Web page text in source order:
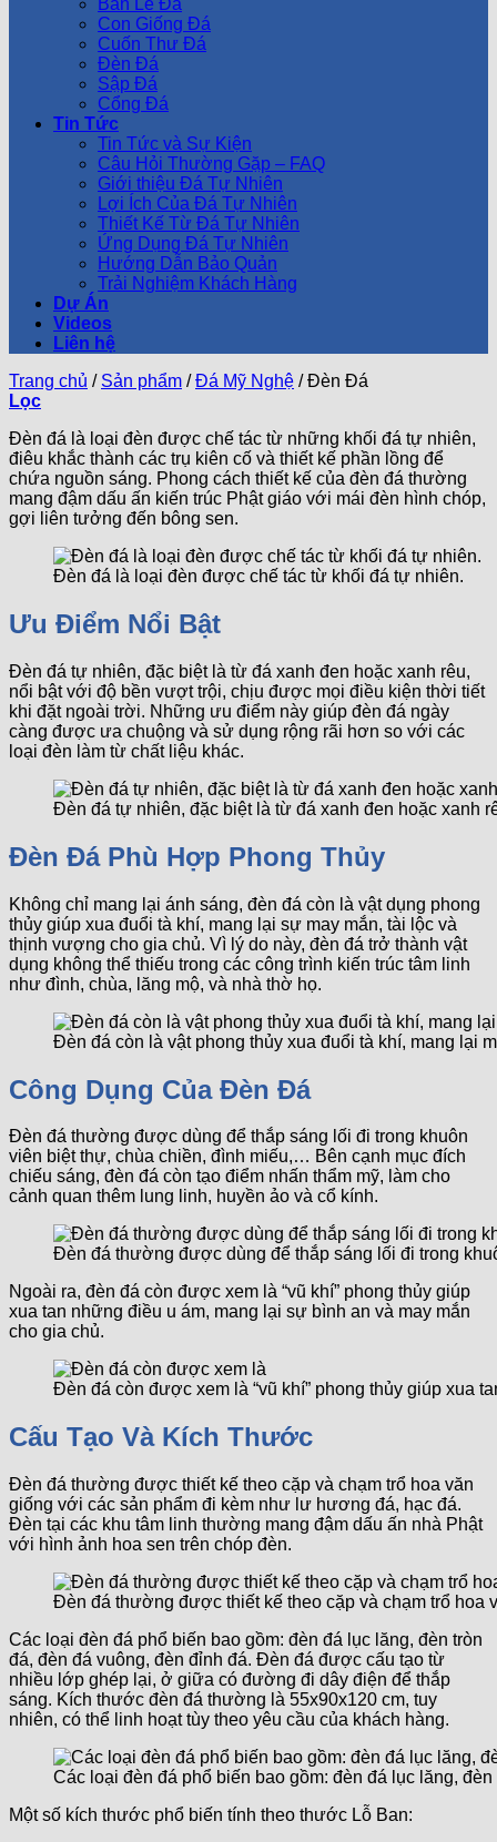
Bàn Lễ Đá
Con Giống Đá
Cuốn Thư Đá
Đèn Đá
Sập Đá
Cổng Đá
Tin Tức
Tin Tức và Sự Kiện
Câu Hỏi Thường Gặp – FAQ
Giới thiệu Đá Tự Nhiên
Lợi Ích Của Đá Tự Nhiên
Thiết Kế Từ Đá Tự Nhiên
Ứng Dụng Đá Tự Nhiên
Hướng Dẫn Bảo Quản
Trải Nghiệm Khách Hàng
Dự Án
Videos
Liên hệ
Trang chủ / Sản phẩm / Đá Mỹ Nghệ /Đèn Đá
Lọc
Đèn đá là loại đèn được chế tác từ những khối đá tự nhiên,
điêu khắc thành các trụ kiên cố và thiết kế phần lồng để
chứa nguồn sáng. Phong cách thiết kế của đèn đá thường
mang đậm dấu ấn kiến trúc Phật giáo với mái đèn hình chóp,
gợi liên tưởng đến bông sen.
Đèn đá là loại đèn được chế tác từ khối đá tự nhiên.
Ưu Điểm Nổi Bật
Đèn đá tự nhiên, đặc biệt là từ đá xanh đen hoặc xanh rêu,
nổi bật với độ bền vượt trội, chịu được mọi điều kiện thời tiết
khi đặt ngoài trời. Những ưu điểm này giúp đèn đá ngày
càng được ưa chuộng và sử dụng rộng rãi hơn so với các
loại đèn làm từ chất liệu khác.
Đèn đá tự nhiên, đặc biệt là từ đá xanh đen hoặc xanh
Đèn Đá Phù Hợp Phong Thủy
Không chỉ mang lại ánh sáng, đèn đá còn là vật dụng phong
thủy giúp xua đuổi tà khí, mang lại sự may mắn, tài lộc và
thịnh vượng cho gia chủ. Vì lý do này, đèn đá trở thành vật
dụng không thể thiếu trong các công trình kiến trúc tâm linh
như đình, chùa, lăng mộ, và nhà thờ họ.
Đèn đá còn là vật phong thủy xua đuổi tà khí, mang lại
Công Dụng Của Đèn Đá
Đèn đá thường được dùng để thắp sáng lối đi trong khuôn
viên biệt thự, chùa chiền, đình miếu,… Bên cạnh mục đích
chiếu sáng, đèn đá còn tạo điểm nhấn thẩm mỹ, làm cho
cảnh quan thêm lung linh, huyền ảo và cổ kính.
Đèn đá thường được dùng để thắp sáng lối đi trong
Ngoài ra, đèn đá còn được xem là “vũ khí” phong thủy giúp
xua tan những điều u ám, mang lại sự bình an và may mắn
cho gia chủ.
Đèn đá còn được xem là “vũ khí” phong thủy giúp xua
Cấu Tạo Và Kích Thước
Đèn đá thường được thiết kế theo cặp và chạm trổ hoa văn
giống với các sản phẩm đi kèm như lư hương đá, hạc đá.
Đèn tại các khu tâm linh thường mang đậm dấu ấn nhà Phật
với hình ảnh hoa sen trên chóp đèn.
Đèn đá thường được thiết kế theo cặp và chạm trổ hoa
Các loại đèn đá phổ biến bao gồm: đèn đá lục lăng, đèn tròn
đá, đèn đá vuông, đèn đỉnh đá. Đèn đá được cấu tạo từ
nhiều lớp ghép lại, ở giữa có đường đi dây điện để thắp
sáng. Kích thước đèn đá thường là 55x90x120 cm, tuy
nhiên, có thể linh hoạt tùy theo yêu cầu của khách hàng.
Các loại đèn đá phổ biến bao gồm: đèn đá lục lăng,
Một số kích thước phổ biến tính theo thước Lỗ Ban: